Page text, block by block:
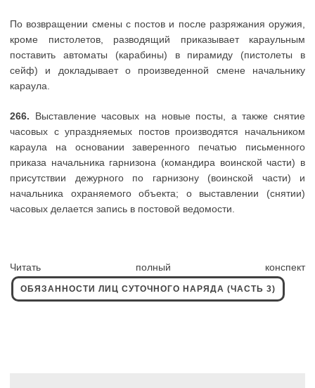
По возвращении смены с постов и после разряжания оружия,
кроме пистолетов, разводящий приказывает караульным
поставить автоматы (карабины) в пирамиду (пистолеты в
сейф) и докладывает о произведенной смене начальнику
караула.
266. Выставление часовых на новые посты, а также снятие
часовых с упраздняемых постов производятся начальником
караула на основании заверенного печатью письменного
приказа начальника гарнизона (командира воинской части) в
присутствии дежурного по гарнизону (воинской части) и
начальника охраняемого объекта; о выставлении (снятии)
часовых делается запись в постовой ведомости.
Читать полный конспект
ОБЯЗАННОСТИ ЛИЦ СУТОЧНОГО НАРЯДА (ЧАСТЬ 3)